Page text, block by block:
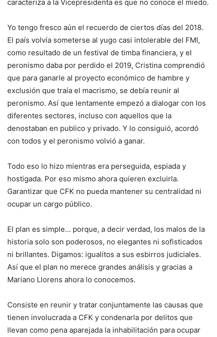
caracteriza a la Vicepresidenta es que no conoce el miedo.
Yo tengo fresco aún el recuerdo de ciertos días del 2018.
El país volvía someterse al yugo casi intolerable del FMI,
como resultado de un festival de timba financiera, y el
peronismo daba por perdido el 2019, Cristina comprendió
que para ganarle al proyecto económico de hambre y
exclusión que traía el macrismo, se debía reunir al
peronismo. Así que lentamente empezó a dialogar con los
diferentes sectores, incluso con aquellos que la
denostaban en publico y privado. Y lo consiguió, acordó
con todos y el peronismo volvió a ganar.
Todo eso lo hizo mientras era perseguida, espiada y
hostigada. Por eso mismo ahora quieren excluirla.
Garantizar que CFK no pueda mantener su centralidad ni
ocupar un cargo público.
El plan es simple… porque, a decir verdad, los malos de la
historia solo son poderosos, no elegantes ni sofisticados
ni brillantes. Digamos: igualitos a sus esbirros judiciales.
Así que el plan no merece grandes análisis y gracias a
Mariano Llorens ahora lo conocemos.
Consiste en reunir y tratar conjuntamente las causas que
tienen involucrada a CFK y condenarla por delitos que
llevan como pena aparejada la inhabilitación para ocupar